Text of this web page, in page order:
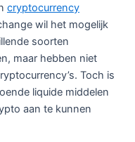
cryptocurrency
wil het mogelijk
soorten
maar hebben niet
Toch is
liquide middelen
aan te kunnen